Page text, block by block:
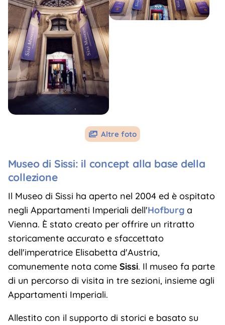
 Altre foto
Museo di Sissi: il concept alla base della
collezione
Il Museo di Sissi ha aperto nel 2004 ed è ospitato
negli Appartamenti Imperiali dell'Hofburga
Vienna. È stato creato per offrire un ritratto
storicamente accurato e sfaccettato
dell'imperatrice Elisabetta d'Austria,
comunemente nota come Sissi. Il museo fa parte
di un percorso di visita in tre sezioni, insieme agli
Appartamenti Imperiali.
Allestito con il supporto di storici e basato su